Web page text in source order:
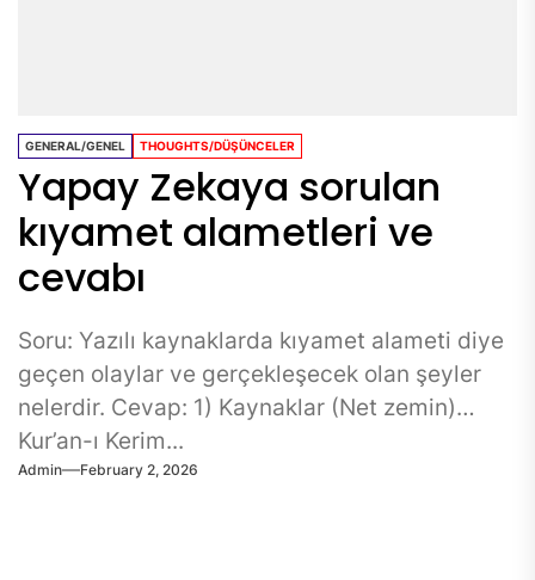
GENERAL/GENEL THOUGHTS/DÜŞÜNCELER
Yapay Zekaya sorulan
kıyamet alametleri ve
cevabı
Soru: Yazılı kaynaklarda kıyamet alameti diye
geçen olaylar ve gerçekleşecek olan şeyler
nelerdir. Cevap: 1) Kaynaklar (Net zemin)
Kur’an-ı Kerim...
Admin February 2, 2026